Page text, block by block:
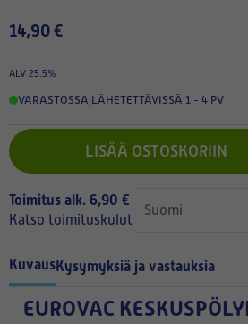
14,90 €
ALV 25.5%
VARASTOSSA,LÄHETETTÄVISSÄ 1 - 4 PV
LISÄÄ OSTOSKORIIN
Toimitus alk. 6,90 €
Katso toimituskulut
KuvausKysymyksiä ja vastauksia
EUROVAC